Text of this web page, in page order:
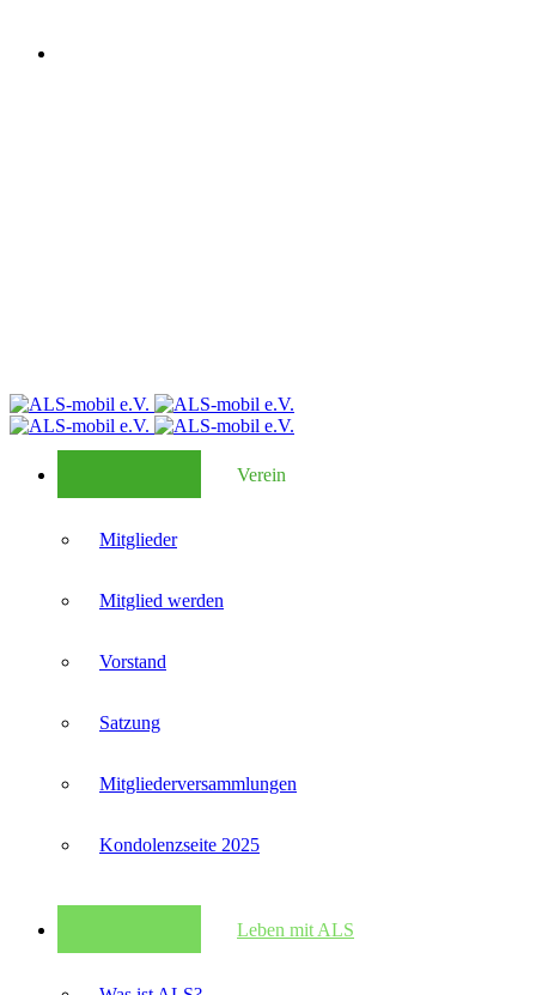
Verein
Mitglieder
Mitglied werden
Vorstand
Satzung
Mitglieder­versammlungen
Kondolenzseite 2025
Leben mit ALS